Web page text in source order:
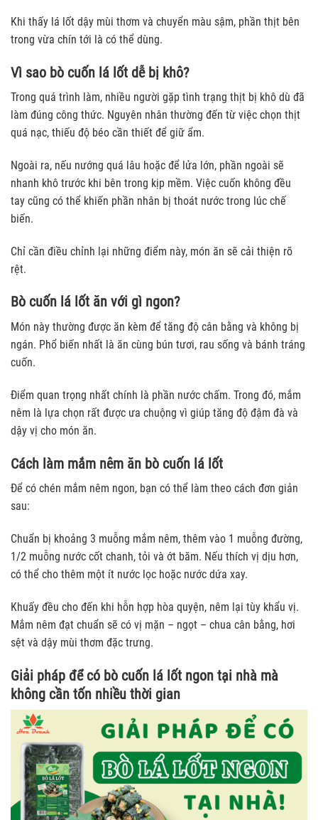
Khi thấy lá lốt dậy mùi thơm và chuyển màu sậm, phần thịt bên
trong vừa chín tới là có thể dùng.
Vì sao bò cuốn lá lốt dễ bị khô?
Trong quá trình làm, nhiều người gặp tình trạng thịt bị khô dù đã
làm đúng công thức. Nguyên nhân thường đến từ việc chọn thịt
quá nạc, thiếu độ béo cần thiết để giữ ẩm.
Ngoài ra, nếu nướng quá lâu hoặc để lửa lớn, phần ngoài sẽ
nhanh khô trước khi bên trong kịp mềm. Việc cuốn không đều
tay cũng có thể khiến phần nhân bị thoát nước trong lúc chế
biến.
Chỉ cần điều chỉnh lại những điểm này, món ăn sẽ cải thiện rõ
rệt.
Bò cuốn lá lốt ăn với gì ngon?
Món này thường được ăn kèm để tăng độ cân bằng và không bị
ngán. Phổ biến nhất là ăn cùng bún tươi, rau sống và bánh tráng
cuốn.
Điểm quan trọng nhất chính là phần nước chấm. Trong đó, mắm
nêm là lựa chọn rất được ưa chuộng vì giúp tăng độ đậm đà và
dậy vị cho món ăn.
Cách làm mắm nêm ăn bò cuốn lá lốt
Để có chén mắm nêm ngon, bạn có thể làm theo cách đơn giản
sau:
Chuẩn bị khoảng 3 muỗng mắm nêm, thêm vào 1 muỗng đường,
1/2 muỗng nước cốt chanh, tỏi và ớt băm. Nếu thích vị dịu hơn,
có thể cho thêm một ít nước lọc hoặc nước dứa xay.
Khuấy đều cho đến khi hỗn hợp hòa quyện, nêm lại tùy khẩu vị.
Mắm nêm đạt chuẩn sẽ có vị mặn – ngọt – chua cân bằng, hơi
sệt và dậy mùi thơm đặc trưng.
Giải pháp để có bò cuốn lá lốt ngon tại nhà mà
không cần tốn nhiều thời gian